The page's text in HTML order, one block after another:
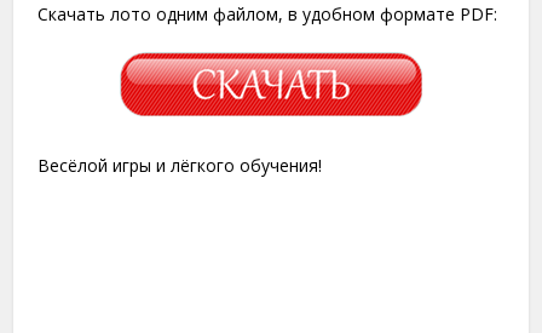
Скачать лото одним файлом, в удобном формате PDF:
Весёлой игры и лёгкого обучения!